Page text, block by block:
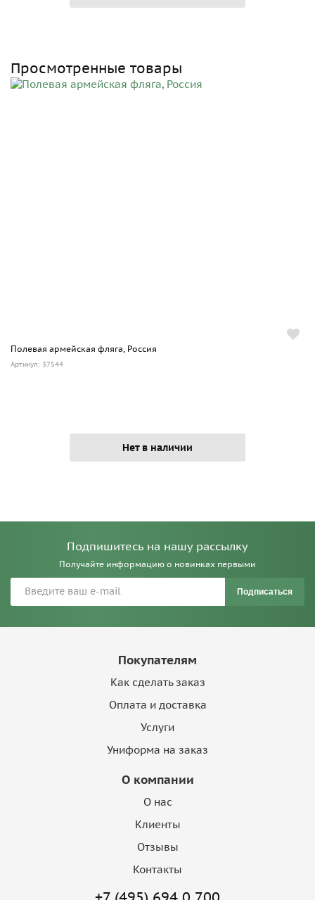
Просмотренные товары
Полевая армейская фляга, Россия
Артикул: 37544
Нет в наличии
Подпишитесь на нашу рассылку
Получайте информацию о новинках первыми
Подписаться
Покупателям
Как сделать заказ
Оплата и доставка
Услуги
Униформа на заказ
О компании
О нас
Клиенты
Отзывы
Контакты